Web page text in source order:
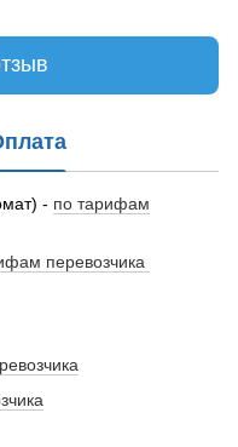
- по тарифам
перевозчика